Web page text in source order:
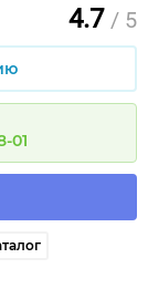
4.7 / 5
01